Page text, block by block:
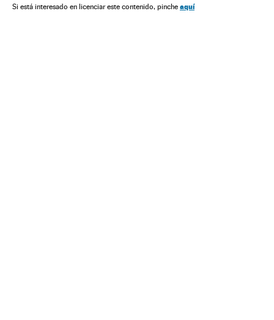
Atores Ficção científica Cinema fantástico Gente
Si está interesado en licenciar este contenido, pinche aquí